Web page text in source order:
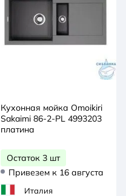
Кухонная мойка Omoikiri
Sakaimi 86-2-PL 4993203
платина
Остаток 3 шт
Привезем к 16 августа
Италия